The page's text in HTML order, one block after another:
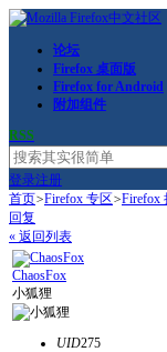
论坛
Firefox 桌面版
Firefox for Android
附加组件
RSS
登录注册
首页>Firefox 专区>Firefox
回复
« 返回列表
ChaosFox
小狐狸
UID275